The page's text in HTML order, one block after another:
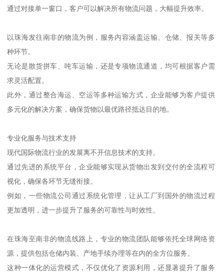
通过对接单一窗口，客户可以解决所有物流问题，大幅提升效率。
以珠海发往南非的物流为例，服务内容涵盖运输、仓储、报关等多
种环节。
无论是散货拼车、吨车运输，还是专项物流通道，均可根据客户需
求灵活配置。
此外，通过整合海运、空运等多种运输方式，企业能够为客户提供
多元化的解决方案，确保货物以最优路径抵达目的地。
专业化服务与技术支持
现代国际物流行业的发展离不开信息技术的支持。
通过先进的系统平台，企业能够实现从货物出发到交付的全流程可
视化，确保各环节无缝衔接。
例如，一些物流公司通过系统化管理，让从工厂到国外的物流过程
更加透明，进一步提升了服务的可靠性与时效性。
在珠海至南非的物流线路上，专业的物流团队能够依托全球网络资
源，提供包括仓储内装、产地手续办理等在内的全方位服务。
这种一体化的运营模式，不仅优化了资源利用，还显著提升了服务